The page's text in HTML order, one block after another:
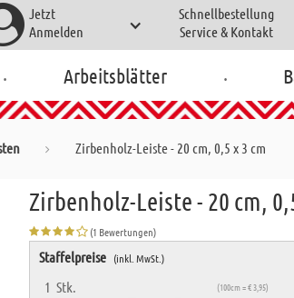
Jetzt
Anmelden
Schnellbestellung
Service & Kontakt
. Arbeitsblätter .
Zirbenholz-Leiste - 20 cm, 0,5 x 3 cm
Zirbenholz-Leiste - 20 cm,
(1 Bewertungen)
Staffelpreise (inkl. MwSt.)
1Stk. (100cm = € 3,95)